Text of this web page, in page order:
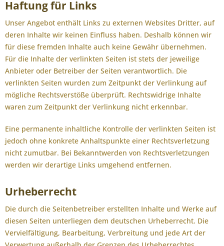
Haftung für Links
Unser Angebot enthält Links zu externen Websites Dritter, auf
deren Inhalte wir keinen Einfluss haben. Deshalb können wir
für diese fremden Inhalte auch keine Gewähr übernehmen.
Für die Inhalte der verlinkten Seiten ist stets der jeweilige
Anbieter oder Betreiber der Seiten verantwortlich. Die
verlinkten Seiten wurden zum Zeitpunkt der Verlinkung auf
mögliche Rechtsverstöße überprüft. Rechtswidrige Inhalte
waren zum Zeitpunkt der Verlinkung nicht erkennbar.
Eine permanente inhaltliche Kontrolle der verlinkten Seiten ist
jedoch ohne konkrete Anhaltspunkte einer Rechtsverletzung
nicht zumutbar. Bei Bekanntwerden von Rechtsverletzungen
werden wir derartige Links umgehend entfernen.
Urheberrecht
Die durch die Seitenbetreiber erstellten Inhalte und Werke auf
diesen Seiten unterliegen dem deutschen Urheberrecht. Die
Vervielfältigung, Bearbeitung, Verbreitung und jede Art der